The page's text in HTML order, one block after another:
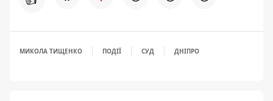
МИКОЛА ТИЩЕНКО ПОДІЇ СУД ДНІПРО